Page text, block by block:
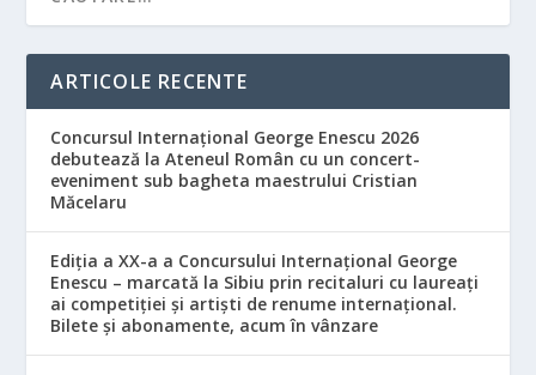
ARTICOLE RECENTE
Concursul Internațional George Enescu 2026
debutează la Ateneul Român cu un concert-
eveniment sub bagheta maestrului Cristian
Măcelaru
Ediția a XX-a a Concursului Internațional George
Enescu – marcată la Sibiu prin recitaluri cu laureați
ai competiției și artiști de renume internațional.
Bilete și abonamente, acum în vânzare